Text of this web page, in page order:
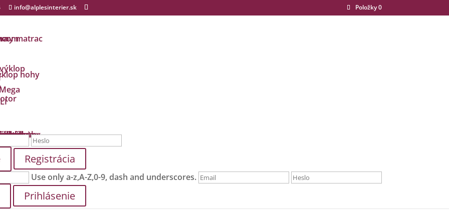
info@alplesinterier.sk Položky 0
matrac
nohy
baby
údajov
a platby
Registrácia
Use only a-z,A-Z,0-9, dash and underscores.
Prihlásenie